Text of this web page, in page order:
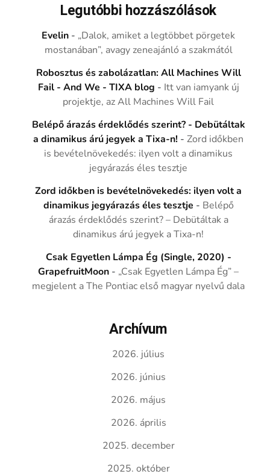
Legutóbbi hozzászólások
Evelin - „Dalok, amiket a legtöbbet pörgetek
mostanában”, avagy zeneajánló a szakmától
Robosztus és zabolázatlan: All Machines Will
Fail - And We - TIXA blog - Itt van iamyank új
projektje, az All Machines Will Fail
Belépő árazás érdeklődés szerint? - Debütáltak
a dinamikus árú jegyek a Tixa-n! -Zord időkben
is bevételnövekedés: ilyen volt a dinamikus
jegyárazás éles tesztje
Zord időkben is bevételnövekedés: ilyen volt a
dinamikus jegyárazás éles tesztje - Belépő
árazás érdeklődés szerint? – Debütáltak a
dinamikus árú jegyek a Tixa-n!
Csak Egyetlen Lámpa Ég (Single, 2020) -
GrapefruitMoon - „Csak Egyetlen Lámpa Ég” –
megjelent a The Pontiac első magyar nyelvű dala
Archívum
2026. július
2026. június
2026. május
2026. április
2025. december
2025. október